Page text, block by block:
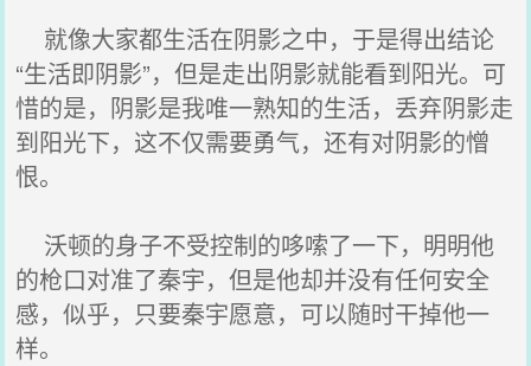
就像大家都生活在阴影之中，于是得出结论
“生活即阴影”，但是走出阴影就能看到阳光。可
惜的是，阴影是我唯一熟知的生活，丢弃阴影走
到阳光下，这不仅需要勇气，还有对阴影的憎
恨。
沃顿的身子不受控制的哆嗦了一下，明明他
的枪口对准了秦宇，但是他却并没有任何安全
感，似乎，只要秦宇愿意，可以随时干掉他一
样。